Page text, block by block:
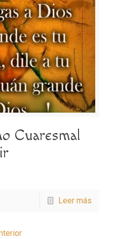
Cuaresmal
Leer más